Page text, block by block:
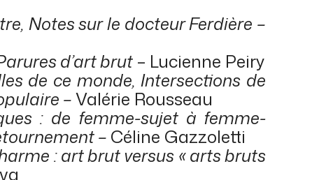
Notes sur le docteur Ferdière –
d’art brut– Lucienne Peiry
de ce monde, Intersections de
–Valérie Rousseau
: de femme-sujet à femme-
– Céline Gazzoletti
: art brut versus « arts bruts